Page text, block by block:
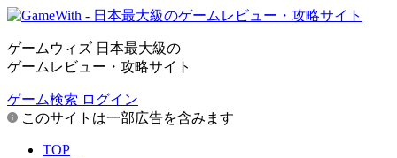
ゲームウィズ 日本最大級の
ゲームレビュー・攻略サイト
ゲーム検索 ログイン
このサイトは一部広告を含みます
TOP